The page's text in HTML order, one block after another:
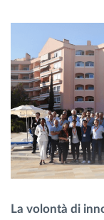
Scopri tutte
La volontà di